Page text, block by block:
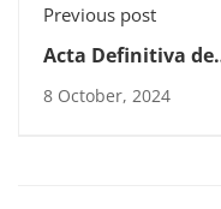
Previous post
Acta Definitiva de
Certificado de
8 October, 2024